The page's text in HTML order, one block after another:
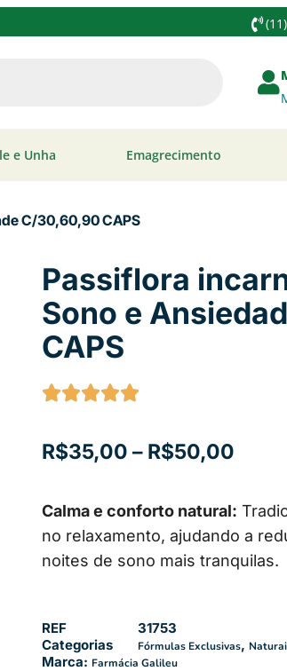
e Unha Emagrecimento
C/30,60,90 CAPS
Passiflora
Sono e
CAPS
R$35,00 – R$50,00
Calma e conforto natural:
no relaxamento, ajudando a
noites de sono mais tranquilas.
REF
31753
Categorias
Fórmulas Exclusivas,
Marca: Farmácia Galileu